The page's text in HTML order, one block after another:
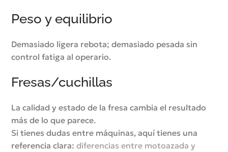
Peso y equilibrio
Demasiado ligera rebota; demasiado pesada sin
control fatiga al operario.
Fresas/cuchillas
La calidad y estado de la fresa cambia el resultado
más de lo que parece.
Si tienes dudas entre máquinas, aquí tienes una
referencia clara:diferencias entre motoazada y